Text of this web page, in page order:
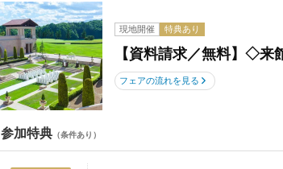
現地開催 特典あり
【資料請求／無料】◇
フェアの流れを見る
参加特典 （条件あり）